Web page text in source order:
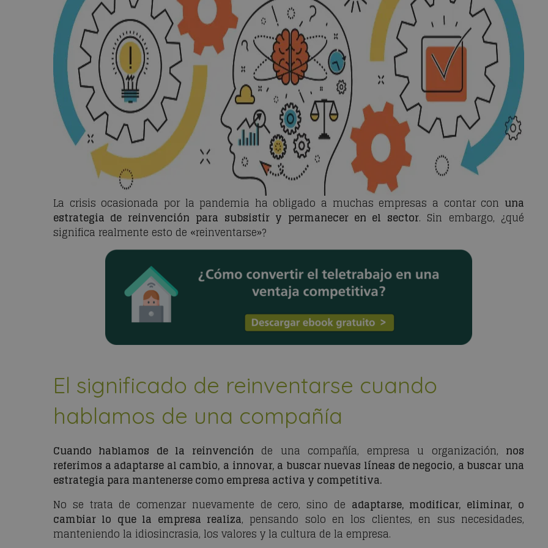
La crisis ocasionada por la pandemia ha obligado a muchas empresas a contar con una
estrategia de reinvención para subsistir y permanecer en el sector. Sin embargo, ¿qué
significa realmente esto de «reinventarse»?
El significado de reinventarse cuando
hablamos de una compañía
Cuando hablamos de la reinvención de una compañía, empresa u organización, nos
referimos a adaptarse al cambio, a innovar, a buscar nuevas líneas de negocio, a buscar una
estrategia para mantenerse como empresa activa y competitiva.
No se trata de comenzar nuevamente de cero, sino de adaptarse, modificar, eliminar, o
cambiar lo que la empresa realiza, pensando solo en los clientes, en sus necesidades,
manteniendo la idiosincrasia, los valores y la cultura de la empresa.